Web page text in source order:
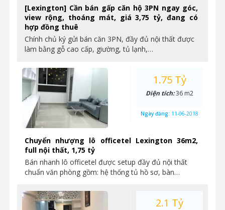
[Lexington] Cần bán gấp căn hộ 3PN ngay góc,
view rộng, thoáng mát, giá 3,75 tỷ, đang có
hợp đồng thuê
Chính chủ ký gửi bán căn 3PN, đầy đủ nội thất được
làm bằng gỗ cao cấp, giường, tủ lạnh,…
Chuyển nhượng lô officetel Lexington 36m2,
full nội thất, 1,75 tỷ
Bán nhanh lô officetel được setup đầy đủ nội thất
chuẩn văn phòng gồm: hệ thống tủ hồ sơ, bàn…
1.75 Tỷ
Diện tích:36 m2
Ngày đăng: 11-06-2018
2.1 Tỷ